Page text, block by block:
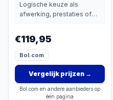
Voet Massage
Vermoeide Benen
Luchtcompressie
Bloedsomloop
lymfedrainageapparaat
Oedeem
Logische keuze als
afwerking, prestaties of
€119,95
Bol.com
Vergelijk prijzen→
Bol.com en andere aanbieders op
één pagina